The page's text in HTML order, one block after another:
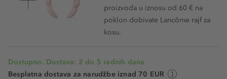
250 - Tendre-Mirage
proizvoda u iznosu od 60 € na
poklon dobivate Lancôme rajf za
kosu.
Dostupno. Dostava: 2 do 5 radnih dana
Besplatna dostava za narudžbe iznad 70 EUR